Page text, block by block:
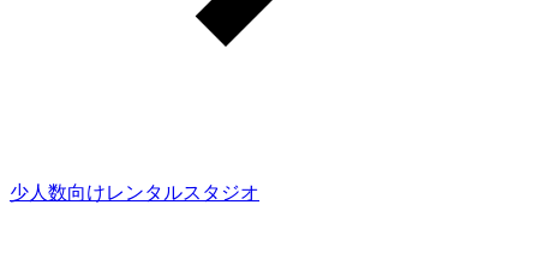
少人数向けレンタルスタジオ